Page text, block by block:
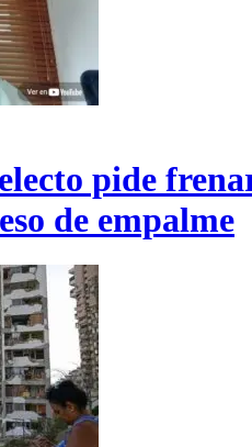
pide
de empalme